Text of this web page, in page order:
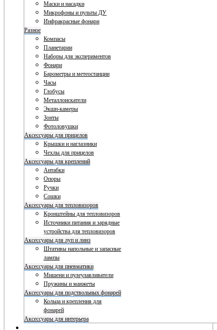
Маски и насадки
Микрофоны и пульты ДУ
Инфракрасные фонари
Разное
Компасы
Планетарии
Наборы для экспериментов
Фонари
Барометры и метеостанции
Часы
Глобусы
Металлоискатели
Экшн-камеры
Зонты
Фотоловушки
Аксессуары для прицелов
Крышки и наглазники
Чехлы для прицелов
Аксессуары для креплений
Антабки
Опоры
Ручки
Сошки
Аксессуары для тепловизоров
Кронштейны для тепловизоров
Источники питания и зарядные
устройства для тепловизоров
Аксессуары для луп и линз
Штативы напольные и запасные
лампы
Аксессуары для пневматики
Мишени и пулеулавливатели
Пружины и манжеты
Аксессуары для подствольных фонарей
Кольца и крепления для
фонарей
Аксессуары для интерьера